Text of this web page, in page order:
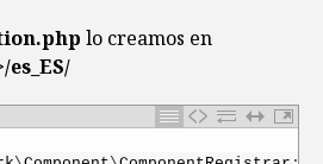
lo creamos en